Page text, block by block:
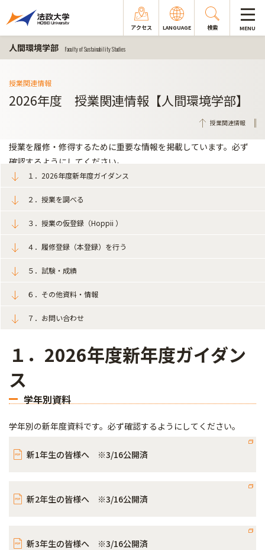
アクセス LANGUAGE 検索 MENU
人間環境学部 Faculty of Sustainability Studies
授業関連情報
2026年度 授業関連情報【人間環境学部】
授業関連情報
授業を履修・修得するために重要な情報を掲載しています。必ず
確認するようにしてください。
１．2026年度新年度ガイダンス
２．授業を調べる
３．授業の仮登録（Hoppii ）
４．履修登録（本登録）を行う
５．試験・成績
６．その他資料・情報
７．お問い合わせ
１．2026年度新年度ガイダン
ス
学年別資料
学年別の新年度資料です。必ず確認するようにしてください。
新1年生の皆様へ ※3/16公開済
新2年生の皆様へ ※3/16公開済
新3年生の皆様へ ※3/16公開済